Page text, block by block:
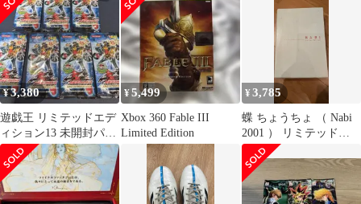
み
アマンズ・リミテッ
ド・エディション 開封
テッド EDITION エデ
ィション アンコールコ
ンサート トレカ
¥3,380
遊戯王 リミテッドエデ
ィション13 未開封パッ
ク セット販売
¥5,499
Xbox 360 Fable III
Limited Edition
¥3,785
蝶 ちょうちょ （ Nabi
2001 ） リミテッド
LIMITED EDITION エ
ディション Limited
Edition DVD